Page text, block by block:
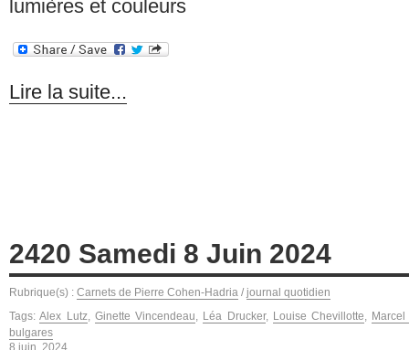
lumières et couleurs
Lire la suite...
2420 Samedi 8 Juin 2024
Rubrique(s) : Carnets de Pierre Cohen-Hadria / journal quotidien
Tags:Alex Lutz, Ginette Vincendeau Léa Drucker, Louise Chevillotte
bulgares
8 juin, 2024